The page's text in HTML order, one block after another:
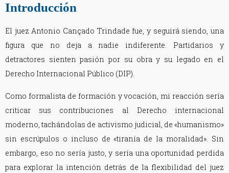
Introducción
El juez Antonio Cançado Trindade fue, y seguirá siendo, una
figura que no deja a nadie indiferente. Partidarios y
detractores sienten pasión por su obra y su legado en el
Derecho Internacional Público (DIP).
Como formalista de formación y vocación, mi reacción sería
criticar sus contribuciones al Derecho internacional
moderno, tachándolas de activismo judicial, de «humanismo»
sin escrúpulos o incluso de «tiranía de la moralidad». Sin
embargo, eso no sería justo, y sería una oportunidad perdida
para explorar la intención detrás de la flexibilidad del juez